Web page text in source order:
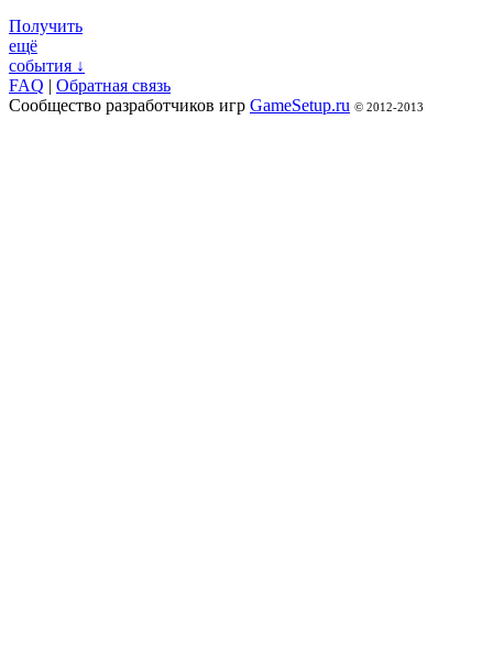
Получить
ещё
события ↓
FAQ | Обратная связь
Сообщество разработчиков игр GameSetup.ru © 2012-2013